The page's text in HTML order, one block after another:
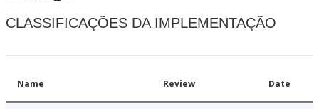
CLASSIFICAÇÕES DA IMPLEMENTAÇÃO
Name Review Date